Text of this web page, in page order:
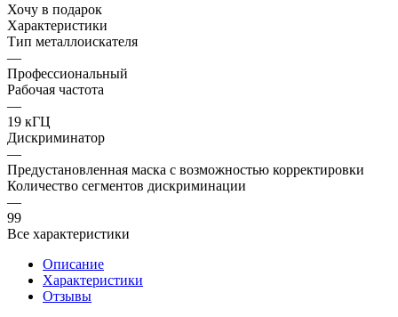
Хочу в подарок
Характеристики
Тип металлоискателя
—
Профессиональный
Рабочая частота
—
19 кГЦ
Дискриминатор
—
Предустановленная маска с возможностью корректировки
Количество сегментов дискриминации
—
99
Все характеристики
Описание
Характеристики
Отзывы